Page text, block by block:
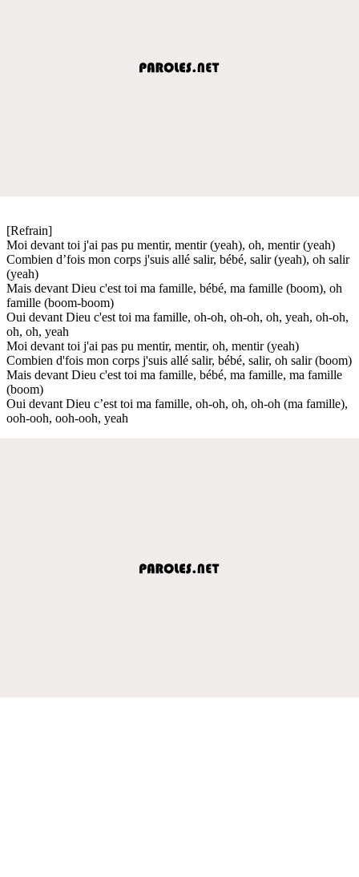
[Refrain]
Moi devant toi j'ai pas pu mentir, mentir (yеah), oh, mentir (yeah)
Combien d’fois mon corps j'suis allé salir, bébé, salir (yeah), oh salir
(yeah)
Mais devant Dieu c'est toi ma famille, bébé, ma famille (boom), oh
famille (boom-boom)
Oui devant Dieu c'est toi ma famille, oh-oh, oh-oh, oh, yeah, oh-oh,
oh, oh, yeah
Moi devant toi j'ai pas pu mentir, mentir, oh, mentir (yeah)
Combien d'fois mon corps j'suis allé salir, bébé, salir, oh salir (boom)
Mais devant Dieu c'est toi ma famille, bébé, ma famille, ma famille
(boom)
Oui devant Dieu c’est toi ma famille, oh-oh, oh, oh-oh (ma famille),
ooh-ooh, ooh-ooh, yeah